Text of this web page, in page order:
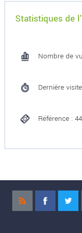
Statistiques de
Nombre de
Dernière
Référence :